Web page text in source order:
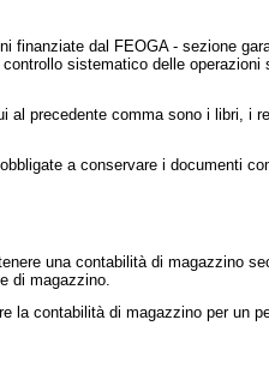
dal FEOGA - sezione
sistematico delle
precedente comma sono i libri, i
a conservare i documenti
una contabilità di magazzino
di magazzino.
contabilità di magazzino per un